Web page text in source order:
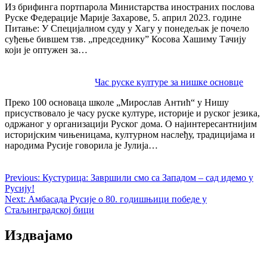
Из брифинга портпарола Министарства иностраних послова
Руске Федерације Марије Захарове, 5. април 2023. године
Питање: У Специјалном суду у Хагу у понедељак је почело
суђење бившем тзв. „председнику” Косова Хашиму Тачију
који је оптужен за…
Час руске културе за нишке основце
Преко 100 основаца школе „Мирослав Антић“ у Нишу
присуствовало је часу руске културе, историје и руског језика,
одржаног у организацији Руског дома. О најинтересантнијим
историјским чињеницама, културном наслеђу, традицијама и
народима Русије говорила је Јулија…
Previous: Кустурица: Завршили смо са Западом – сад идемо у
Русију!
Next: Амбасада Русије о 80. годишњици победе у
Стаљинградској бици
Издвајамо